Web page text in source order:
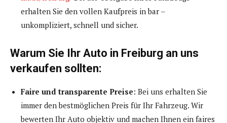
erhalten Sie den vollen Kaufpreis in bar –
unkompliziert, schnell und sicher.
Warum Sie Ihr Auto in Freiburg an uns
verkaufen sollten:
Faire und transparente Preise: Bei uns erhalten Sie
immer den bestmöglichen Preis für Ihr Fahrzeug. Wir
bewerten Ihr Auto objektiv und machen Ihnen ein faires